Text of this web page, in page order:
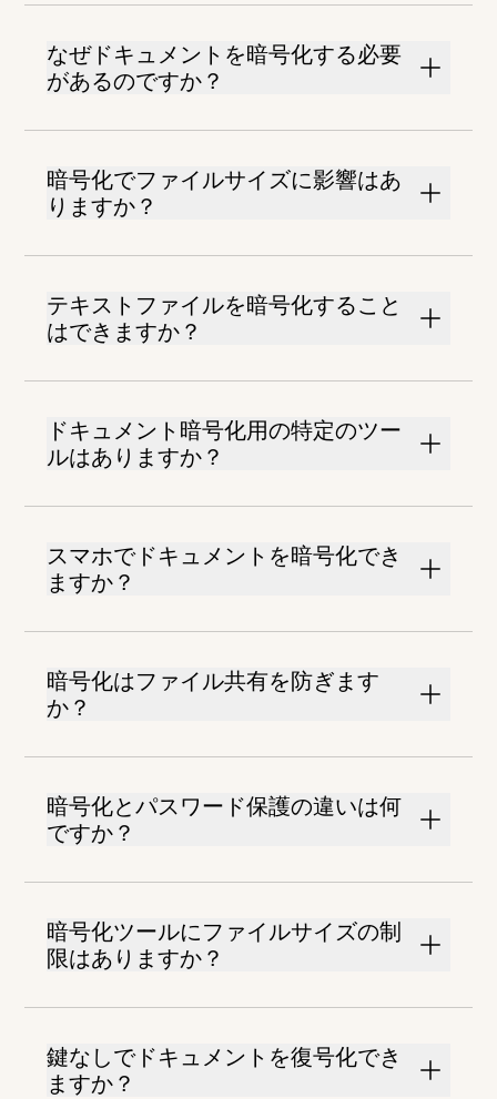
なぜドキュメントを暗号化する必要
があるのですか？
暗号化でファイルサイズに影響はあ
りますか？
テキストファイルを暗号化すること
はできますか？
ドキュメント暗号化用の特定のツー
ルはありますか？
スマホでドキュメントを暗号化でき
ますか？
暗号化はファイル共有を防ぎます
か？
暗号化とパスワード保護の違いは何
ですか？
暗号化ツールにファイルサイズの制
限はありますか？
鍵なしでドキュメントを復号化でき
ますか？